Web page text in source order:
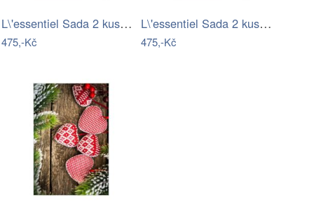
L\'essentiel Sada 2 kusů koupelnových…
475,-Kč
L\'essentiel Sada 2 kusů koupelnových…
475,-Kč